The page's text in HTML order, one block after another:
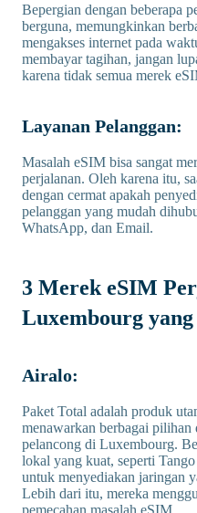
Bepergian dengan beberapa
berguna, memungkinkan
mengakses internet pada
membayar tagihan, jangan
karena tidak semua merek
Layanan Pelanggan:
Masalah eSIM bisa sangat
perjalanan. Oleh karena itu,
dengan cermat apakah
pelanggan yang mudah
WhatsApp, dan Email.
3 Merek eSIM
Luxembourg
Airalo:
Paket Total adalah produk
menawarkan berbagai
pelancong di Luxembourg.
lokal yang kuat, seperti
untuk menyediakan jaringan
Lebih dari itu, mereka
pemecahan masalah eSIM.